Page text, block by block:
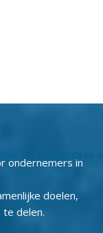
ondernemers in
doelen,
te delen.